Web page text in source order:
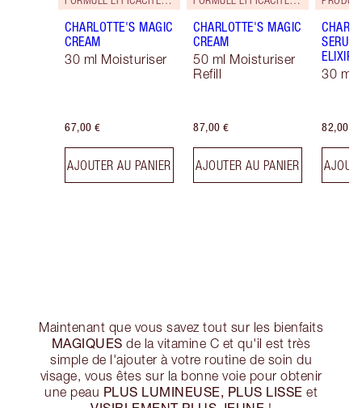
CHARLOTTE'S MAGIC
CREAM
30 ml Moisturiser
67,00 €
AJOUTER AU PANIER
CHARLOTTE'S MAGIC
CREAM
50 ml Moisturiser
Refill
87,00 €
AJOUTER AU PANIER
SERUM
ELIXIR
30 ml
82,00 €
Maintenant que vous savez tout sur les bienfaits
MAGIQUES de la vitamine C et qu'il est très
simple de l'ajouter à votre routine de soin du
visage, vous êtes sur la bonne voie pour obtenir
une peau PLUS LUMINEUSE, PLUS LISSE et